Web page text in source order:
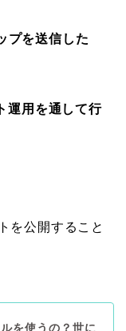
プを送信した
運用を通して行
を公開すること
を使うの？世に